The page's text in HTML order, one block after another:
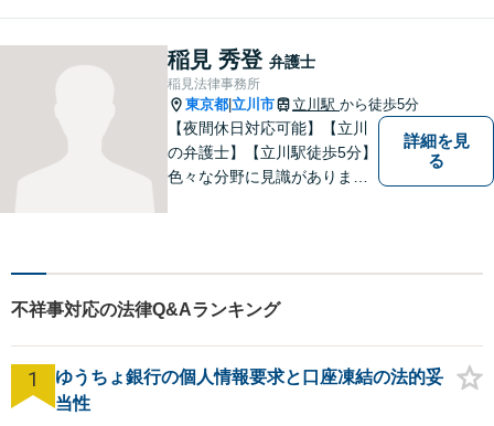
稲見 秀登 弁護士
稲見法律事務所
東京都 立川市 立川駅 から徒歩5分
【夜間休日対応可能】【立川
の弁護士】【立川駅徒歩5分】
色々な分野に見識がありま
詳細を見
る
不祥事対応の法律Q&Aランキング
1
ゆうちょ銀行の個人情報要求と口座凍結の法的妥
当性